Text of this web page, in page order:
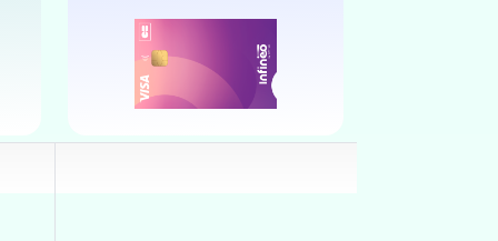
Image